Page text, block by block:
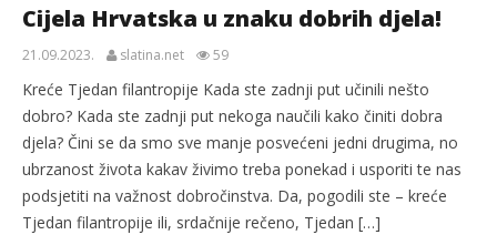
Cijela Hrvatska u znaku dobrih djela!
21.09.2023. slatina.net 59
Kreće Tjedan filantropije Kada ste zadnji put učinili nešto
dobro? Kada ste zadnji put nekoga naučili kako činiti dobra
djela? Čini se da smo sve manje posvećeni jedni drugima, no
ubrzanost života kakav živimo treba ponekad i usporiti te nas
podsjetiti na važnost dobročinstva. Da, pogodili ste – kreće
Tjedan filantropije ili, srdačnije rečeno, Tjedan […]